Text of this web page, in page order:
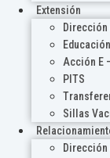
Extensión
Acción E
PITS
Sillas